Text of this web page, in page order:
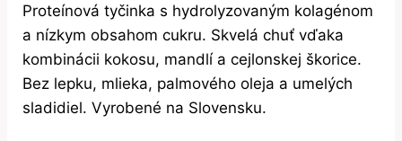
Proteínová tyčinka s hydrolyzovaným kolagénom
a nízkym obsahom cukru. Skvelá chuť vďaka
kombinácii kokosu, mandlí a cejlonskej škorice.
Bez lepku, mlieka, palmového oleja a umelých
sladidiel. Vyrobené na Slovensku.